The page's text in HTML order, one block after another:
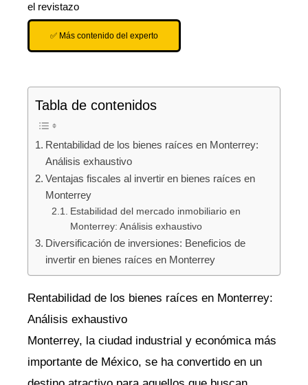
el revistazo
✅ Más contenido del experto
Tabla de contenidos
Rentabilidad de los bienes raíces en Monterrey:
Análisis exhaustivo
Ventajas fiscales al invertir en bienes raíces en
Monterrey
Estabilidad del mercado inmobiliario en
Monterrey: Análisis exhaustivo
Diversificación de inversiones: Beneficios de
invertir en bienes raíces en Monterrey
Rentabilidad de los bienes raíces en Monterrey:
Análisis exhaustivo
Monterrey, la ciudad industrial y económica más
importante de México, se ha convertido en un